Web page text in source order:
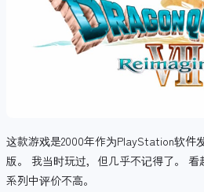
这款游戏是2000年作为PlayStation软件
版。 我当时玩过，但几乎不记得了。
系列中评价不高。